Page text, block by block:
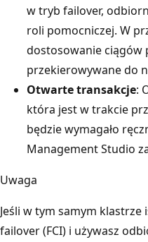
w tryb failover,
roli pomocniczej. W
dostosowanie ciągów
przekierowywane do
Otwarte transakcje:
która jest w trakcie
będzie wymagało
Management Studio
Uwaga
Jeśli w tym samym
failover (FCI) i używasz